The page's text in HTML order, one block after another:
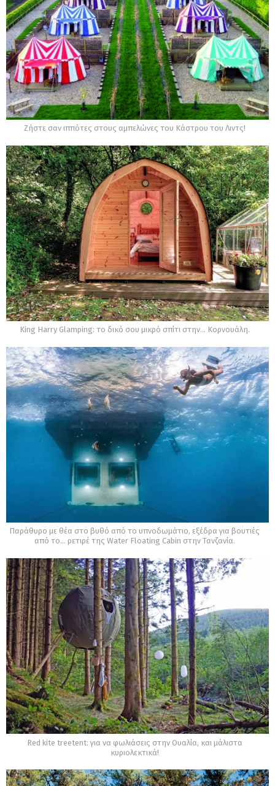
Ζήστε σαν ιππότες στους αμπελώνες του Κάστρου του Λιντς!
King Harry Glamping: το δικό σου μικρό σπίτι στην… Κορνουάλη.
Παράθυρο με θέα στο βυθό από το υπνοδωμάτιο, εξέδρα για βουτιές
από το… ρετιρέ της Water Floating Cabin στην Τανζανία.
Red kite treetent: για να φωλιάσεις στην Ουαλία, και μάλιστα
κυριολεκτικά!